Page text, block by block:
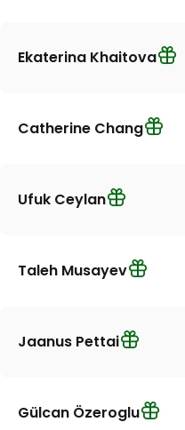
Ekaterina Khaitova
Catherine Chang
Ufuk Ceylan
Taleh Musayev
Jaanus Pettai
Gülcan Özeroglu